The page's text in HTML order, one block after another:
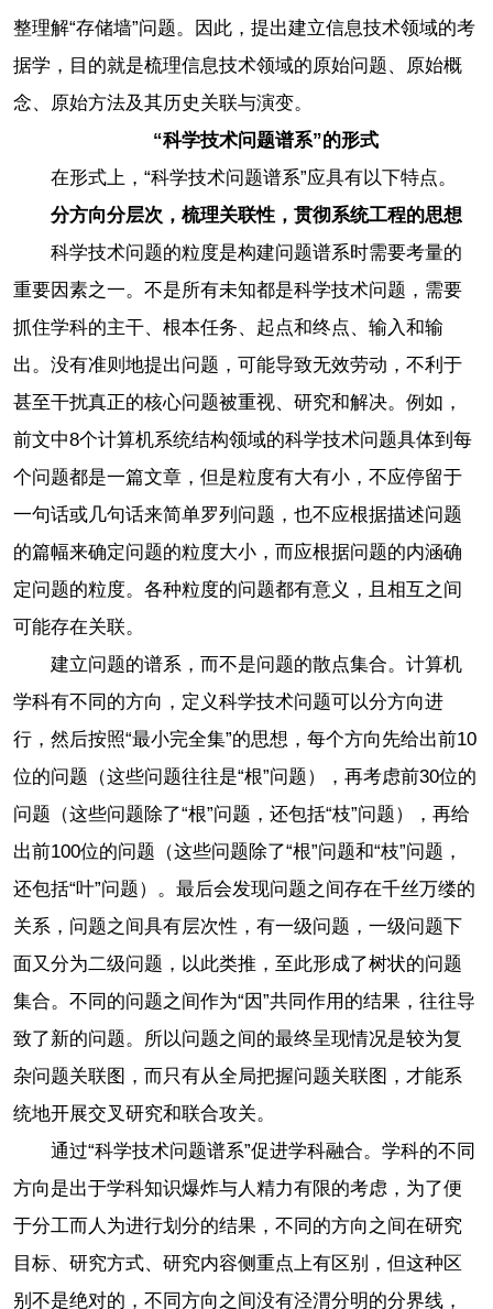
整理解“存储墙”问题。因此，提出建立信息技术领域的考
据学，目的就是梳理信息技术领域的原始问题、原始概
念、原始方法及其历史关联与演变。
“科学技术问题谱系”的形式
在形式上，“科学技术问题谱系”应具有以下特点。
分方向分层次，梳理关联性，贯彻系统工程的思想
科学技术问题的粒度是构建问题谱系时需要考量的
重要因素之一。不是所有未知都是科学技术问题，需要
抓住学科的主干、根本任务、起点和终点、输入和输
出。没有准则地提出问题，可能导致无效劳动，不利于
甚至干扰真正的核心问题被重视、研究和解决。例如，
前文中8个计算机系统结构领域的科学技术问题具体到每
个问题都是一篇文章，但是粒度有大有小，不应停留于
一句话或几句话来简单罗列问题，也不应根据描述问题
的篇幅来确定问题的粒度大小，而应根据问题的内涵确
定问题的粒度。各种粒度的问题都有意义，且相互之间
可能存在关联。
建立问题的谱系，而不是问题的散点集合。计算机
学科有不同的方向，定义科学技术问题可以分方向进
行，然后按照“最小完全集”的思想，每个方向先给出前10
位的问题（这些问题往往是“根”问题），再考虑前30位的
问题（这些问题除了“根”问题，还包括“枝”问题），再给
出前100位的问题（这些问题除了“根”问题和“枝”问题，
还包括“叶”问题）。最后会发现问题之间存在千丝万缕的
关系，问题之间具有层次性，有一级问题，一级问题下
面又分为二级问题，以此类推，至此形成了树状的问题
集合。不同的问题之间作为“因”共同作用的结果，往往导
致了新的问题。所以问题之间的最终呈现情况是较为复
杂问题关联图，而只有从全局把握问题关联图，才能系
统地开展交叉研究和联合攻关。
通过“科学技术问题谱系”促进学科融合。学科的不同
方向是出于学科知识爆炸与人精力有限的考虑，为了便
于分工而人为进行划分的结果，不同的方向之间在研究
目标、研究方式、研究内容侧重点上有区别，但这种区
别不是绝对的，不同方向之间没有泾渭分明的分界线，